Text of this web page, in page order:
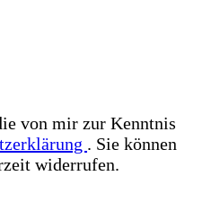
von mir zur Kenntnis
. Sie können
widerrufen.